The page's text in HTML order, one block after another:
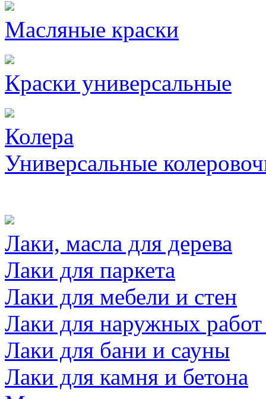
Масляные краски
Краски универсальные
Колера
Универсальные
Лаки, масла для дерева
Лаки для паркета
Лаки для мебели и стен
Лаки для наружных
Лаки для бани и сауны
Лаки для камня и бетона